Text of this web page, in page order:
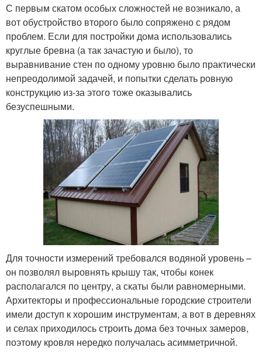
С первым скатом особых сложностей не возникало, а
вот обустройство второго было сопряжено с рядом
проблем. Если для постройки дома использовались
круглые бревна (а так зачастую и было), то
выравнивание стен по одному уровню было практически
непреодолимой задачей, и попытки сделать ровную
конструкцию из-за этого тоже оказывались
безуспешными.
Для точности измерений требовался водяной уровень –
он позволял выровнять крышу так, чтобы конек
располагался по центру, а скаты были равномерными.
Архитекторы и профессиональные городские строители
имели доступ к хорошим инструментам, а вот в деревнях
и селах приходилось строить дома без точных замеров,
поэтому кровля нередко получалась асимметричной.